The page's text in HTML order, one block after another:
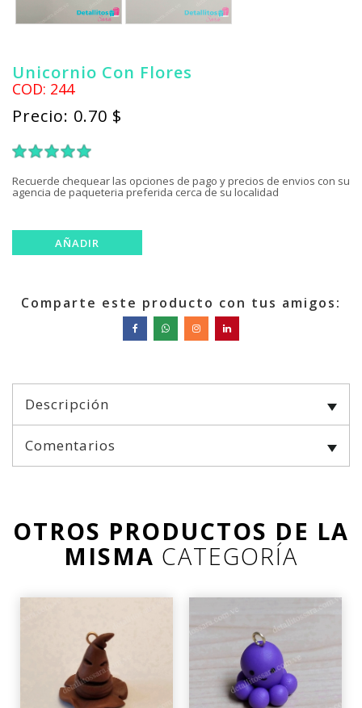
Unicornio Con Flores
COD: 244
Precio: 0.70 $
Recuerde chequear las opciones de pago y precios de envios con su
agencia de paqueteria preferida cerca de su localidad
Comparte este producto con tus amigos:
Descripción
Comentarios
OTROS PRODUCTOS DE LA
MISMA CATEGORÍA